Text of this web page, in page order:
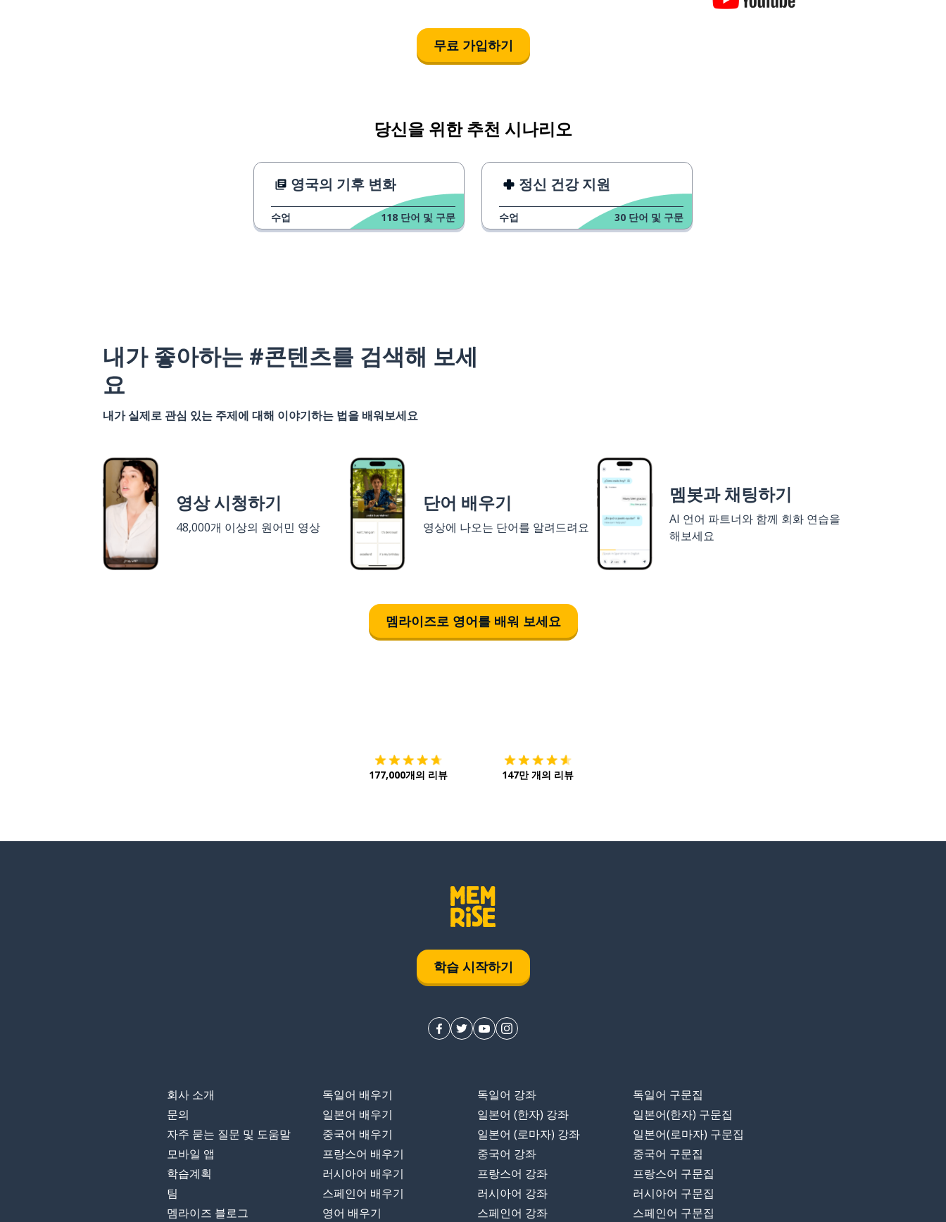
무료 가입하기
당신을 위한 추천 시나리오
영국의 기후 변화
수업 118 단어 및 구문
정신 건강 지원
수업 30 단어 및 구문
내가 좋아하는 #콘텐츠를 검색해 보세
요
내가 실제로 관심 있는 주제에 대해 이야기하는 법을 배워보세요
영상 시청하기
48,000개 이상의 원어민 영상
단어 배우기
영상에 나오는 단어를 알려드려요
멤봇과 채팅하기
AI 언어 파트너와 함께 회화 연습을
해보세요
멤라이즈로 영어를 배워 보세요
177,000개의 리뷰 147만 개의 리뷰
학습 시작하기
회사 소개
문의
자주 묻는 질문 및 도움말
모바일 앱
학습계획
팀
멤라이즈 블로그
독일어 배우기
일본어 배우기
중국어 배우기
프랑스어 배우기
러시아어 배우기
스페인어 배우기
영어 배우기
독일어 강좌
일본어 (한자) 강좌
일본어 (로마자) 강좌
중국어 강좌
프랑스어 강좌
러시아어 강좌
스페인어 강좌
독일어 구문집
일본어(한자) 구문집
일본어(로마자) 구문집
중국어 구문집
프랑스어 구문집
러시아어 구문집
스페인어 구문집